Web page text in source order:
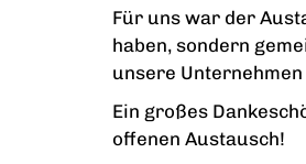
Für uns war der
haben, sondern
unsere
Ein großes
offenen Austausch!